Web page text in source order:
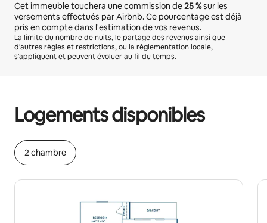
Cet immeuble touchera une commission de25 %sur les
versements effectués par Airbnb. Ce pourcentage est déjà
pris en compte dans l'estimation de vos revenus.
La limite du nombre de nuits, le partage des revenus ainsi que
d'autres règles et restrictions, ou la réglementation locale,
s'appliquent et peuvent évoluer au fil du temps.
Logements disponibles
2 chambre